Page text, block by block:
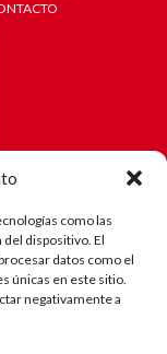
como las
dispositivo. El
datos como el
únicas en este sitio.
negativamente a